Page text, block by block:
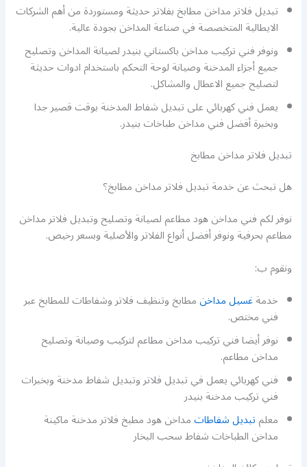
تبديل فلاتر مداخن مطابخ بفلاتر حديثة ومستوردة من أهم الشركات
الايطالية المتخصصة في صناعة المداخن بجودة عالية.
ونوفر فني تركيب مداخن باكستاني بنيدر لصيانة المداخن وتصليح
جميع أجزاء المدخنة وصيانة لوحة التحكم باستخدام ادوات حديثة
لتصليح جميع الاعطال والمشاكل.
يعمل فني كهربائي على تبديل شفاط المدخنة بوقت قصير جدا
وبخبرة أفضل فني مداخن طباخات بنيدر.
تبديل فلاتر مداخن مطابخ
هل تبحث عن خدمة تبديل فلاتر مداخن مطابخ؟
نوفر لكم فني مداخن هود مطاعم لصيانة وتصليح وتبديل فلاتر مداخن
مطاعم بحرفية ونوفر أفضل أنواع الفلاتر والأصلية وبسعر رخيص.
ونقوم ب:
خدمةغسيل مداخنمطابخ وتنظيف فلاتر وشفاطات للمطابخ عبر
فني مختص.
نوفر أيضا فني تركيب مداخن مطاعم لتركيب وصيانة وتصليح
مداخن مطاعم.
فني كهربائي يعمل في تبديل فلاتر وتبديل شفاط مدخنة وبخبرات
فني تركيب مدخنة بنيدر
معلمتبديل شفاطاتمداخن هود مطبخ فلاتر مدخنة ماكينة
مداخن الطباخات شفاط سحب البخار